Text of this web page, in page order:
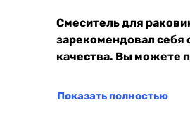
Смеситель для
зарекомендовал себя
качества. Вы можете
Показать полностью